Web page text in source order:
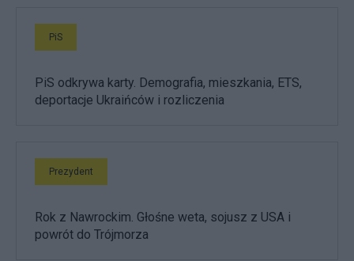
PiS
PiS odkrywa karty. Demografia, mieszkania, ETS,
deportacje Ukraińców i rozliczenia
Prezydent
Rok z Nawrockim. Głośne weta, sojusz z USA i
powrót do Trójmorza